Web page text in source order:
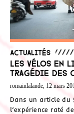
Actualités
Les vélos en
tragédie des
romainlalande, 12 mars
Dans un article du
l’expérience raté